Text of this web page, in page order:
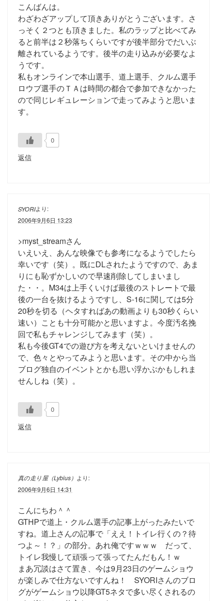
こんばんは。
わざわざアップして頂きありがとうございます。さ
っそく２つとも頂きました。私のラップと比べてみ
ると前半は２秒落ちくらいですが後半部分でだいぶ
離されているようです。後半の走り込みが必要なよ
うです。
私もオンラインで本山選手、道上選手、クルム選手
ロウブ選手のＴＡは時間の都合で参加できなかった
ので同じレギュレーションで走ってみようと思いま
す。
0
返信
SYORIより:
2006年9月6日 13:23
>myst_streamさん
いえいえ、あんな映像でも参考になるようでしたら
幸いです（笑）。既にDLされたようですので、あま
りにも恥ずかしいので早速削除してしまいまし
た・・。M34は上手くいけば最後のストレートで最
後の一台を抜けるようですし、S-16に関しては5分
20秒を切る（ヘタすればあの動画よりも30秒くらい
速い）ことも十分可能かと思いますよ。今度汚名挽
回で私もチャレンジしてみます（笑）。
私も今後GT4での遊び方を考えないといけませんの
で、色々とやってみようと思います。その中から当
ブログ独自のイベントとかも思い浮かぶかもしれま
せんしね（笑）。
0
返信
真の走り屋（Lybius） より:
2006年9月6日 14:31
こんにちわ＾＾
GTHPで道上・クルム選手の記事上がったみたいで
すね。道上さんの記事で「ええ！トイレ行くの？待
つよ～！？」の部分。あれ俺ですｗｗｗ だって、
トイレ我慢して頑張って張ってたんだもん！ｗ
まあ冗談はさて置き、今は9月23日のゲームショウ
が楽しみで仕方ないですんね！ SYORIさんのブロ
グがゲームショウ以降GT5ネタで多い尽くされるの